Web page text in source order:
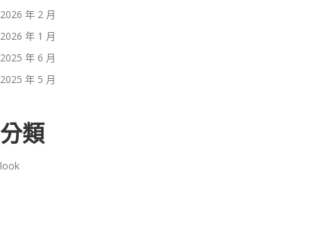
2026 年 2 月
2026 年 1 月
2025 年 6 月
2025 年 5 月
分類
look